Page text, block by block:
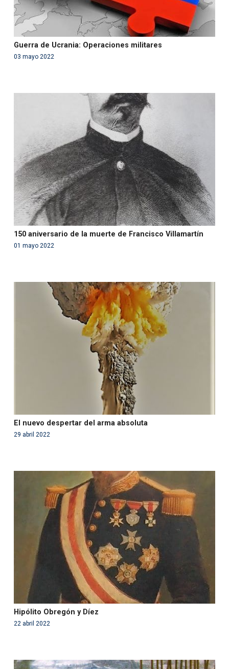
Guerra de Ucrania: Operaciones militares
03 mayo 2022
: Use of undefined constant php - assumed
'php' (this will throw an Error in a future version of PHP)
/var/www/acami.es/wp-
content/themes/fundcami/page-publicaciones.php
on line99
150 aniversario de la muerte de Francisco Villamartín
01 mayo 2022
: Use of undefined constant php - assumed
'php' (this will throw an Error in a future version of PHP)
/var/www/acami.es/wp-
content/themes/fundcami/page-publicaciones.php
El nuevo despertar del arma absoluta
29 abril 2022
: Use of undefined constant php - assumed
'php' (this will throw an Error in a future version of PHP)
/var/www/acami.es/wp-
content/themes/fundcami/page-publicaciones.php
99
Hipólito Obregón y Díez
22 abril 2022